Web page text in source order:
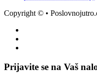
Copyright © •
Prijavite se na Vaš